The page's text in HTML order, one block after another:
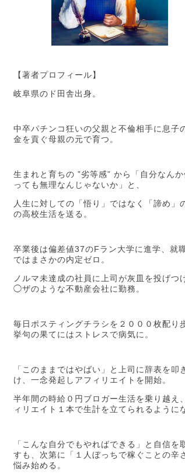
【著者プロフィール】
岐阜県のド田舎出身。
中卒パチンコ狂いの父親と不倫相手に息子
金を貢ぐ母親の元で育つ。
生まれと育ちの ”劣等感” から「自分なん
っても無理なんじゃないか」と、
人生に対しての「悟り」ではなく「諦め」
の高校生活を送る。
卒業後は偏差値37のFラン大学に進学、就
ではまさかの内定ゼロ。
ノルマ未達成の社員に上司が灰皿を投げつ
◯ザのような不動産会社に勤務。
毎日ポスティングチラシを２０００枚配り
挙句の果てにはストレスで病気に。
「このままではやばい」と上司に辞表を叩
け、一念発起しアフィリエイトを開始。
半年間の時給０円ブロガー生活を乗り越え
ィリエイト１本で生計を立てられるように
「こんな自分でもやればできる」と自信を
すも、次第に「１人ぼっちで稼ぐことの辛
悩み始める。